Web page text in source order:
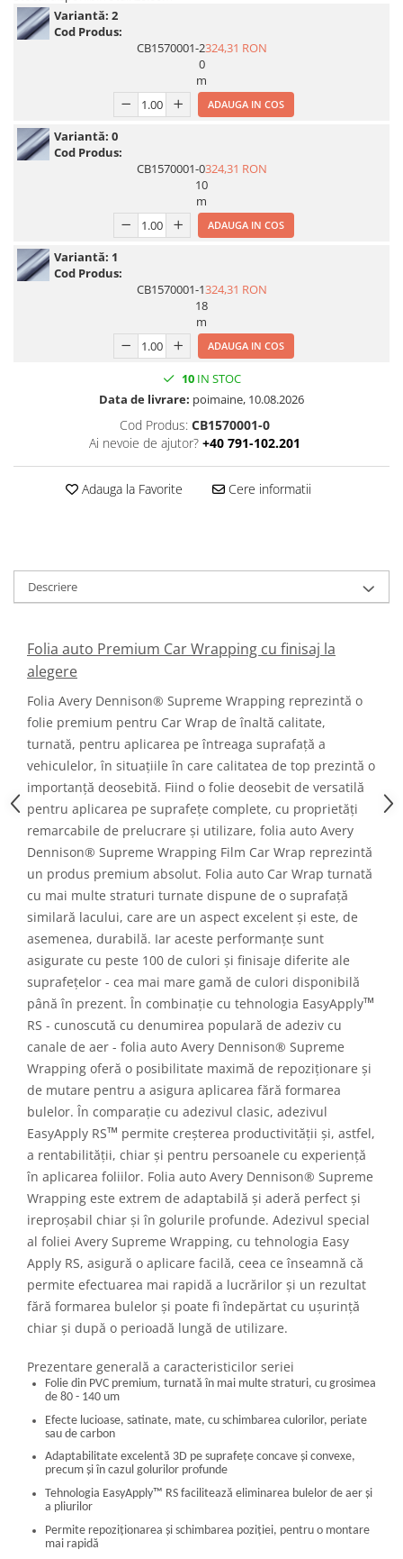
Print format mare
Cast
Benzi antiderapante
Folie termo transfer
Benzi și covoare anti-alunecare
Variantă: 2
Cod Produs:
CB1570001-2324,31 RON
0
m
ADAUGA IN COS
Variantă: 0
Cod Produs:
CB1570001-0324,31 RON
10
m
ADAUGA IN COS
Variantă: 1
Cod Produs:
CB1570001-1324,31 RON
18
m
ADAUGA IN COS
10IN STOC
Data de livrare: poimaine, 10.08.2026
Cod Produs: CB1570001-0
Ai nevoie de ajutor? +40 791-102.201
Adauga la Favorite Cere informatii
Descriere
Folia auto Premium Car Wrapping cu finisaj la
alegere
Folia Avery Dennison® Supreme Wrapping reprezintă o
folie premium pentru Car Wrap de înaltă calitate,
turnată, pentru aplicarea pe întreaga suprafață a
vehiculelor, în situațiile în care calitatea de top prezintă o
importanță deosebită. Fiind o folie deosebit de versatilă
pentru aplicarea pe suprafețe complete, cu proprietăți
remarcabile de prelucrare și utilizare, folia auto Avery
Dennison® Supreme Wrapping Film Car Wrap reprezintă
un produs premium absolut. Folia auto Car Wrap turnată
cu mai multe straturi turnate dispune de o suprafață
similară lacului, care are un aspect excelent și este, de
asemenea, durabilă. Iar aceste performanțe sunt
asigurate cu peste 100 de culori și finisaje diferite ale
suprafețelor - cea mai mare gamă de culori disponibilă
până în prezent. În combinație cu tehnologia EasyApply™
RS - cunoscută cu denumirea populară de adeziv cu
canale de aer - folia auto Avery Dennison® Supreme
Wrapping oferă o posibilitate maximă de repoziționare și
de mutare pentru a asigura aplicarea fără formarea
bulelor. În comparație cu adezivul clasic, adezivul
EasyApply RS™ permite creșterea productivității și, astfel,
a rentabilității, chiar și pentru persoanele cu experiență
în aplicarea foliilor. Folia auto Avery Dennison® Supreme
Wrapping este extrem de adaptabilă și aderă perfect și
ireproșabil chiar și în golurile profunde. Adezivul special
al foliei Avery Supreme Wrapping, cu tehnologia Easy
Apply RS, asigură o aplicare facilă, ceea ce înseamnă că
permite efectuarea mai rapidă a lucrărilor și un rezultat
fără formarea bulelor și poate fi îndepărtat cu ușurință
chiar și după o perioadă lungă de utilizare.
Prezentare generală a caracteristicilor seriei
Folie din PVC premium, turnată în mai multe straturi, cu grosimea
de 80 - 140 um
Efecte lucioase, satinate, mate, cu schimbarea culorilor, periate
sau de carbon
Adaptabilitate excelentă 3D pe suprafețe concave și convexe,
precum și în cazul golurilor profunde
Tehnologia EasyApply™ RS facilitează eliminarea bulelor de aer și
a pliurilor
Permite repoziționarea și schimbarea poziției, pentru o montare
mai rapidă